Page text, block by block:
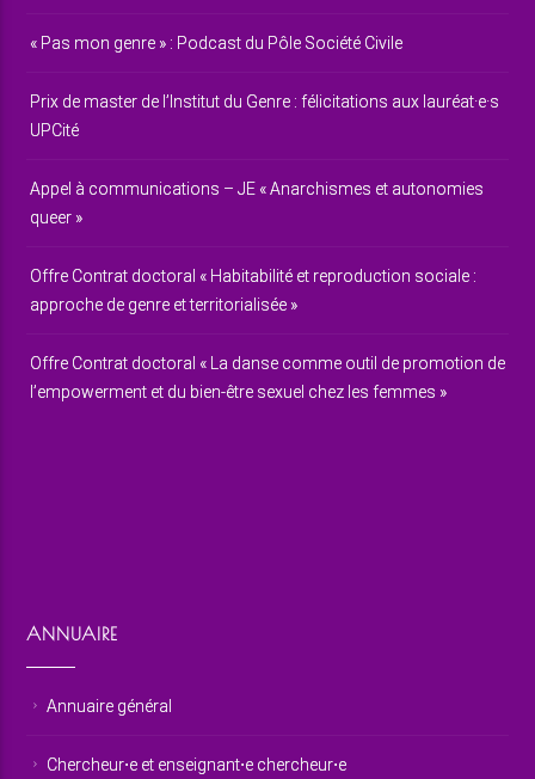
« Pas mon genre » : Podcast du Pôle Société Civile
Prix de master de l’Institut du Genre : félicitations aux lauréat·e·s
UPCité
Appel à communications – JE « Anarchismes et autonomies
queer »
Offre Contrat doctoral « Habitabilité et reproduction sociale :
approche de genre et territorialisée »
Offre Contrat doctoral « La danse comme outil de promotion de
l’empowerment et du bien-être sexuel chez les femmes »
ANNUAIRE
Annuaire général
Chercheur⋅e et enseignant⋅e chercheur⋅e